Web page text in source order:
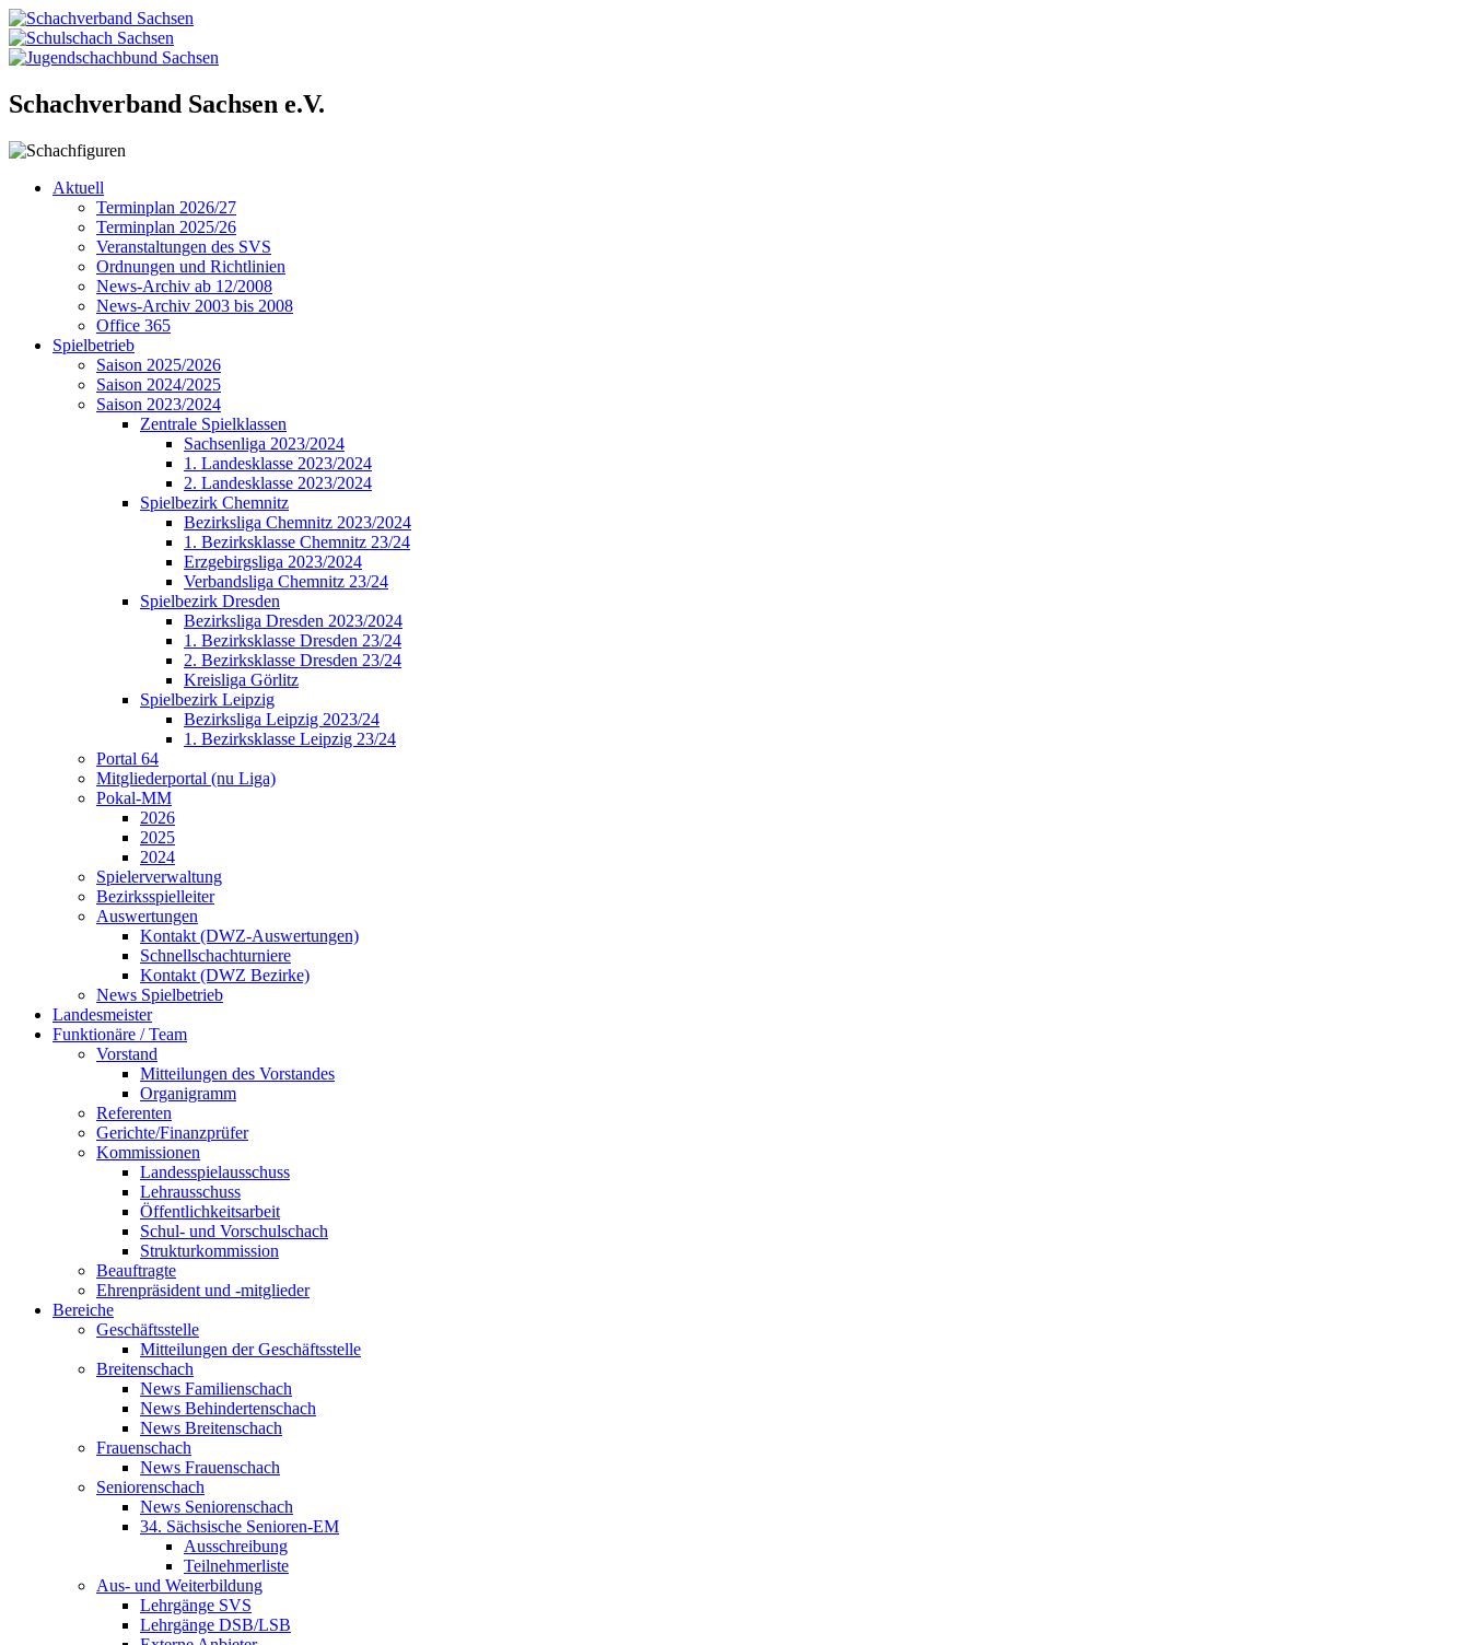
Schachverband Sachsen e.V.
Aktuell
Terminplan 2026/27
Terminplan 2025/26
Veranstaltungen des SVS
Ordnungen und Richtlinien
News-Archiv ab 12/2008
News-Archiv 2003 bis 2008
Office 365
Spielbetrieb
Saison 2025/2026
Saison 2024/2025
Saison 2023/2024
Zentrale Spielklassen
Sachsenliga 2023/2024
1. Landesklasse 2023/2024
2. Landesklasse 2023/2024
Spielbezirk Chemnitz
Bezirksliga Chemnitz 2023/2024
1. Bezirksklasse Chemnitz 23/24
Erzgebirgsliga 2023/2024
Verbandsliga Chemnitz 23/24
Spielbezirk Dresden
Bezirksliga Dresden 2023/2024
1. Bezirksklasse Dresden 23/24
2. Bezirksklasse Dresden 23/24
Kreisliga Görlitz
Spielbezirk Leipzig
Bezirksliga Leipzig 2023/24
1. Bezirksklasse Leipzig 23/24
Portal 64
Mitgliederportal (nu Liga)
Pokal-MM
2026
2025
2024
Spielerverwaltung
Bezirksspielleiter
Auswertungen
Kontakt (DWZ-Auswertungen)
Schnellschachturniere
Kontakt (DWZ Bezirke)
News Spielbetrieb
Landesmeister
Funktionäre / Team
Vorstand
Mitteilungen des Vorstandes
Organigramm
Referenten
Gerichte/Finanzprüfer
Kommissionen
Landesspielausschuss
Lehrausschuss
Öffentlichkeitsarbeit
Schul- und Vorschulschach
Strukturkommission
Beauftragte
Ehrenpräsident und -mitglieder
Bereiche
Geschäftsstelle
Mitteilungen der Geschäftsstelle
Breitenschach
News Familienschach
News Behindertenschach
News Breitenschach
Frauenschach
News Frauenschach
Seniorenschach
News Seniorenschach
34. Sächsische Senioren-EM
Ausschreibung
Teilnehmerliste
Aus- und Weiterbildung
Lehrgänge SVS
Lehrgänge DSB/LSB